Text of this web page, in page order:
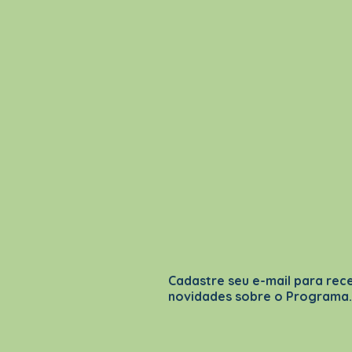
Cadastre seu e-mail para
novidades sobre o Programa.